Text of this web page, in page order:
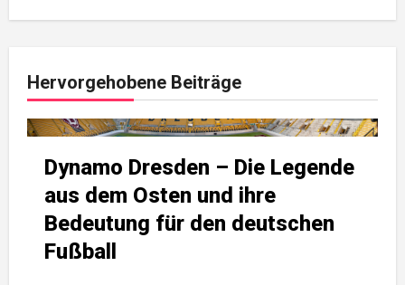
Hervorgehobene Beiträge
Dynamo Dresden – Die Legende
aus dem Osten und ihre
Bedeutung für den deutschen
Fußball